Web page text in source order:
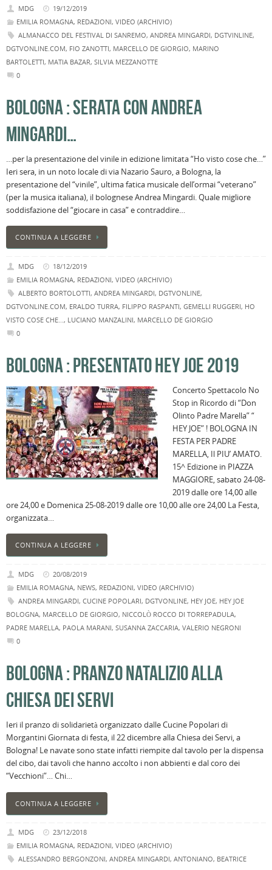
MDG
19/12/2019
EMILIA ROMAGNA, REDAZIONI, VIDEO (ARCHIVIO)
ALMANACCO DEL FESTIVAL DI SANREMO, ANDREA MINGARDI, DGTVINLINE,
DGTVONLINE.COM, FIO ZANOTTI, MARCELLO DE GIORGIO, MARINO
BARTOLETTI, MATIA BAZAR, SILVIA MEZZANOTTE
0
BOLOGNA : SERATA CON ANDREA
MINGARDI…
…per la presentazione del vinile in edizione limitata “Ho visto cose che…”
Ieri sera, in un noto locale di via Nazario Sauro, a Bologna, la
presentazione del “vinile”, ultima fatica musicale dell’ormai “veterano”
(per la musica italiana), il bolognese Andrea Mingardi. Quale migliore
soddisfazione del “giocare in casa” e contraddire…
CONTINUA A LEGGERE
MDG
18/12/2019
EMILIA ROMAGNA, REDAZIONI, VIDEO (ARCHIVIO)
ALBERTO BORTOLOTTI, ANDREA MINGARDI, DGTVONLINE,
DGTVONLINE.COM, ERALDO TURRA, FILIPPO RASPANTI, GEMELLI RUGGERI, HO
VISTO COSE CHE... , LUCIANO MANZALINI, MARCELLO DE GIORGIO
0
BOLOGNA : PRESENTATO HEY JOE 2019
Concerto Spettacolo No
Stop in Ricordo di “Don
Olinto Padre Marella” “
HEY JOE” ! BOLOGNA IN
FESTA PER PADRE
MARELLA, Il PIU’ AMATO.
15^ Edizione in PIAZZA
MAGGIORE, sabato 24-08-
2019 dalle ore 14,00 alle
ore 24,00 e Domenica 25-08-2019 dalle ore 10,00 alle ore 24,00 La Festa,
organizzata…
CONTINUA A LEGGERE
MDG
20/08/2019
EMILIA ROMAGNA, NEWS, REDAZIONI, VIDEO (ARCHIVIO)
ANDREA MINGARDI, CUCINE POPOLARI, DGTVONLINE, HEY JOE, HEY JOE
BOLOGNA, MARCELLO DE GIORGIO, NICCOLÒ ROCCO DI TORREPADULA,
PADRE MARELLA, PAOLA MARANI, SUSANNA ZACCARIA, VALERIO NEGRONI
0
BOLOGNA : PRANZO NATALIZIO ALLA
CHIESA DEI SERVI
Ieri il pranzo di solidarietà organizzato dalle Cucine Popolari di
Morgantini Giornata di festa, il 22 dicembre alla Chiesa dei Servi, a
Bologna! Le navate sono state infatti riempite dal tavolo per la dispensa
del cibo, dai tavoli che hanno accolto i non abbienti e dal coro dei
“Vecchioni”… Chi…
CONTINUA A LEGGERE
MDG
23/12/2018
EMILIA ROMAGNA, REDAZIONI, VIDEO (ARCHIVIO)
ALESSANDRO BERGONZONI, ANDREA MINGARDI, ANTONIANO, BEATRICE